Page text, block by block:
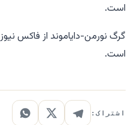
است.
گرگ نورمن-دایاموند از فاکس
است.
اشتراک: